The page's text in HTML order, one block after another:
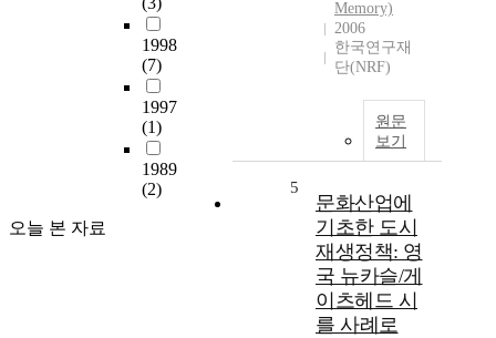
1998
(7)
1997
(1)
1989
(2)
오늘 본 자료
Memory)
2006
한국연구재
단(NRF)
원문
보기
5
문화산업에
기초한 도시
재생정책: 영
국 뉴카슬/게
이츠헤드 시
를 사례로